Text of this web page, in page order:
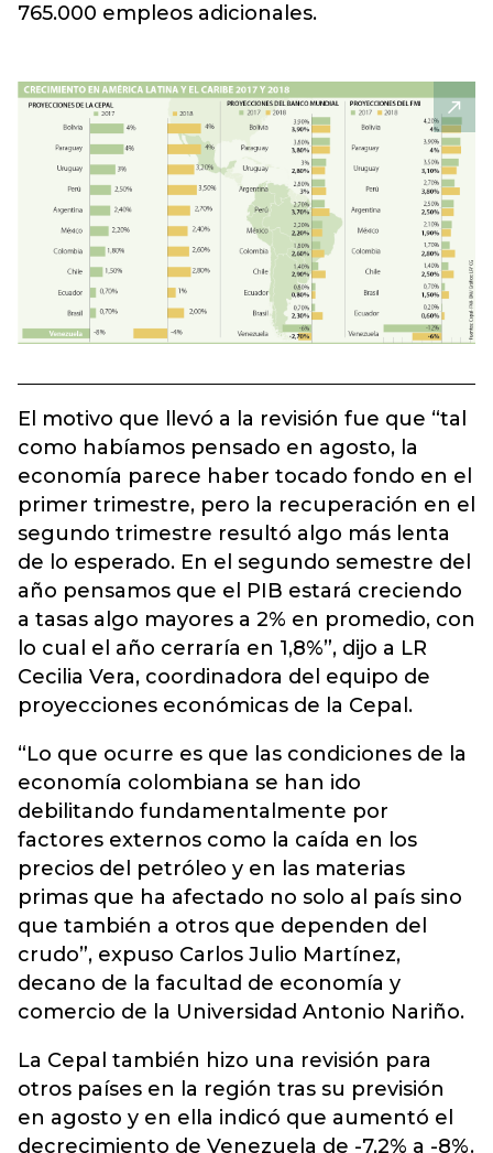
765.000 empleos adicionales.
El motivo que llevó a la revisión fue que “tal
como habíamos pensado en agosto, la
economía parece haber tocado fondo en el
primer trimestre, pero la recuperación en el
segundo trimestre resultó algo más lenta
de lo esperado. En el segundo semestre del
año pensamos que el PIB estará creciendo
a tasas algo mayores a 2% en promedio, con
lo cual el año cerraría en 1,8%”, dijo a LR
Cecilia Vera, coordinadora del equipo de
proyecciones económicas de la Cepal.
“Lo que ocurre es que las condiciones de la
economía colombiana se han ido
debilitando fundamentalmente por
factores externos como la caída en los
precios del petróleo y en las materias
primas que ha afectado no solo al país sino
que también a otros que dependen del
crudo”, expuso Carlos Julio Martínez,
decano de la facultad de economía y
comercio de la Universidad Antonio Nariño.
La Cepal también hizo una revisión para
otros países en la región tras su previsión
en agosto y en ella indicó que aumentó el
decrecimiento de Venezuela de -7,2% a -8%.